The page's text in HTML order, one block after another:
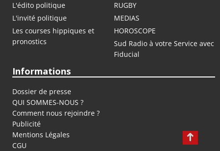
L'édito politique
RUGBY
L'invité politique
MEDIAS
Les courses hippiques et
pronostics
HOROSCOPE
Sud Radio à votre Service avec
Fiducial
Informations
Dossier de presse
QUI SOMMES-NOUS ?
Comment nous rejoindre ?
Publicité
Mentions Légales
CGU